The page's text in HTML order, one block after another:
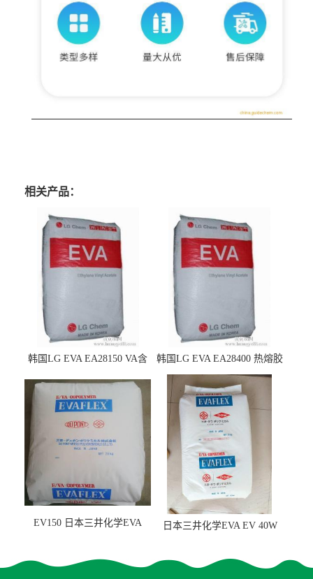
相关产品：
韩国LG EVA EA28150 VA含
韩国LG EVA EA28400 热熔胶
级 VA含量28 熔指400
EV150 日本三井化学EVA
日本三井化学EVA EV 40W